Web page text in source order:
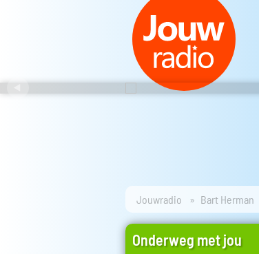
Jouwradio Bart Herman
Onderweg met jou